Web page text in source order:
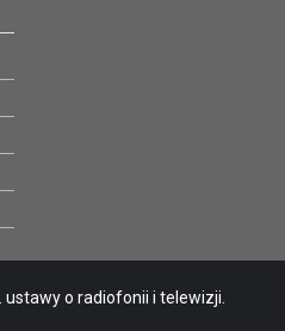
o radiofonii i telewizji.